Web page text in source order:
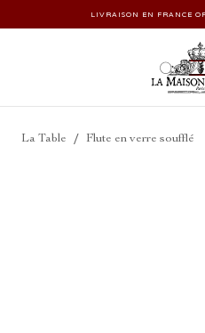
LIVRAISON EN FRANCE
La Table / Flute en verre soufflé